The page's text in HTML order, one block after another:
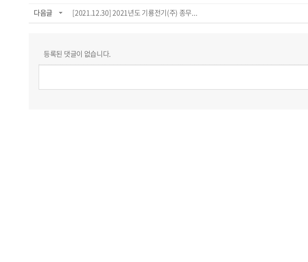
다음글
[2021.12.30] 2021년도 기룡전기(주) 종무...
등록된 댓글이 없습니다.